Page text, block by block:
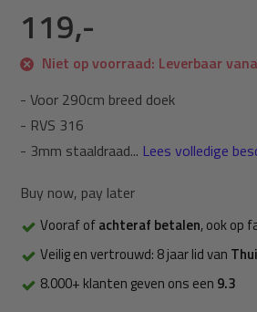
119,-
Niet op voorraad: Leverbaar
- Voor 290cm breed doek
- RVS 316
- 3mm staaldraad... Lees volledige
Buy now, pay later
Vooraf ofachteraf betalen, ook op
Veilig en vertrouwd: 8 jaar lid van
8.000+ klanten geven ons een 9.3